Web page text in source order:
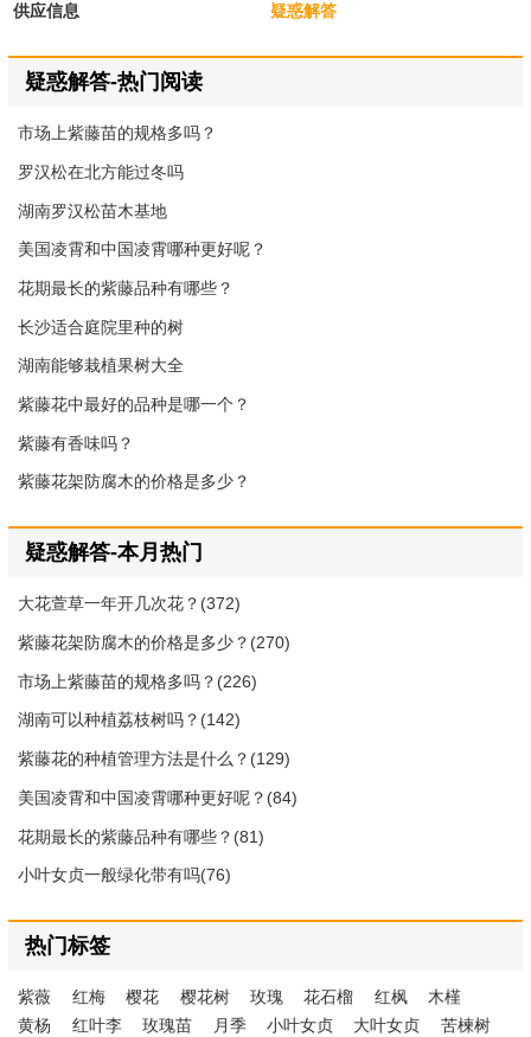
供应信息 疑惑解答
疑惑解答-热门阅读
市场上紫藤苗的规格多吗？
罗汉松在北方能过冬吗
湖南罗汉松苗木基地
美国凌霄和中国凌霄哪种更好呢？
花期最长的紫藤品种有哪些？
长沙适合庭院里种的树
湖南能够栽植果树大全
紫藤花中最好的品种是哪一个？
紫藤有香味吗？
紫藤花架防腐木的价格是多少？
疑惑解答-本月热门
大花萱草一年开几次花？(372)
紫藤花架防腐木的价格是多少？(270)
市场上紫藤苗的规格多吗？(226)
湖南可以种植荔枝树吗？(142)
紫藤花的种植管理方法是什么？(129)
美国凌霄和中国凌霄哪种更好呢？(84)
花期最长的紫藤品种有哪些？(81)
小叶女贞一般绿化带有吗(76)
热门标签
紫薇 红梅 樱花 樱花树 玫瑰 花石榴 红枫
木槿
黄杨
红叶李 玫瑰苗 月季 小叶女贞 大叶女贞
苦楝树